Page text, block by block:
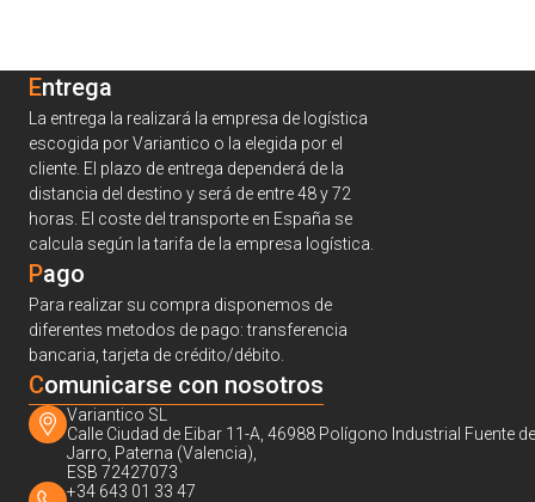
Entrega
La entrega la realizará la empresa de logística
escogida por Variantico o la elegida por el
cliente. El plazo de entrega dependerá de la
distancia del destino y será de entre 48 y 72
horas. El coste del transporte en España se
calcula según la tarifa de la empresa logística.
Pago
Para realizar su compra disponemos de
diferentes metodos de pago: transferencia
bancaria, tarjeta de crédito/débito.
Comunicarse con nosotros
Variantico SL
Calle Ciudad de Eibar 11-A, 46988 Polígono Industrial Fuente
Jarro, Paterna (Valencia),
ESB 72427073
+34 643 01 33 47